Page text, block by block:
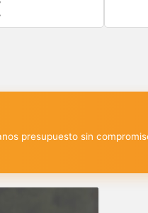
presupuesto sin